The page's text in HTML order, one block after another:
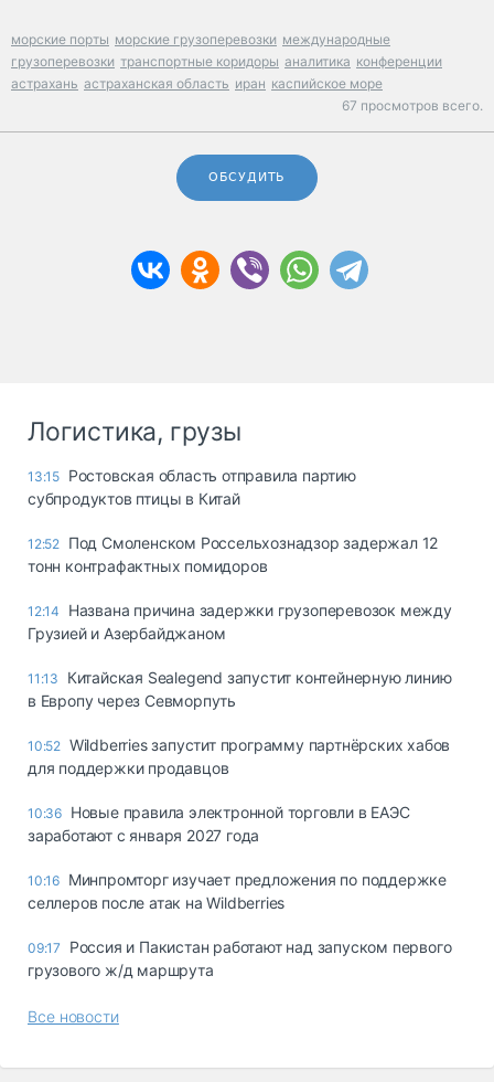
морские порты морские грузоперевозки международные
грузоперевозки транспортные коридоры аналитика конференции
астрахань астраханская область иран каспийское море
67 просмотров всего.
ОБСУДИТЬ
Логистика, грузы
13:15 Ростовская область отправила партию
субпродуктов птицы в Китай
12:52 Под Смоленском Россельхознадзор задержал 12
тонн контрафактных помидоров
12:14
Названа причина задержки грузоперевозок между
Грузией и Азербайджаном
11:13
Китайская Sealegend запустит контейнерную линию
в Европу через Севморпуть
10:52 Wildberries запустит программу партнёрских хабов
для поддержки продавцов
10:36 Новые правила электронной торговли в ЕАЭС
заработают с января 2027 года
10:16 Минпромторг изучает предложения по поддержке
селлеров после атак на Wildberries
09:17
Россия и Пакистан работают над запуском первого
грузового ж/д маршрута
Все новости